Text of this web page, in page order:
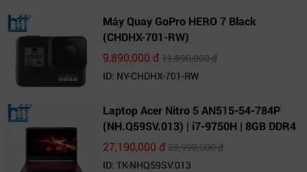
Máy Quay GoPro HERO 7 Black
(CHDHX-701-RW)
9,890,000 đ11,890,000 đ
ID: NY-CHDHX-701-RW
Laptop Acer Nitro 5 AN515-54-784P
(NH.Q59SV.013) | i7-9750H | 8GB DDR4
| 1TB HDD | GeForce GTX 1650 4GB |
27,190,000 đ28,990,000 đ
ID: TK-NHQ59SV.013